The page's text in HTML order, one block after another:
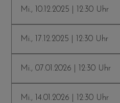
Mi., 10.12.2025 | 12:30 Uhr
Mi., 17.12.2025 | 12:30 Uhr
Mi., 07.01.2026 | 12:30 Uhr
Mi., 14.01.2026 | 12:30 Uhr